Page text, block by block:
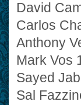
David
Carlos
Anthony
Mark Vos
Sayed
Sal